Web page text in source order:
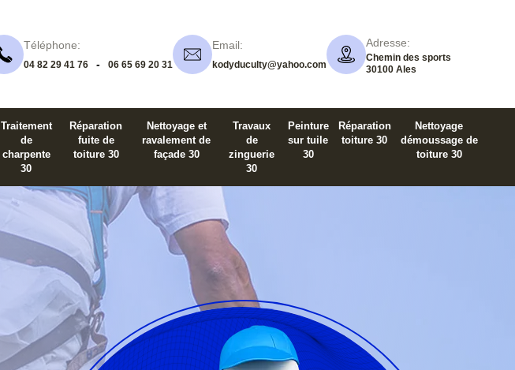
Téléphone:
04 82 29 41 76 - 06 65 69 20 31
Email:
kodyduculty@yahoo.com
Adresse:
Chemin des sports
30100 Ales
Traitement
de
charpente
30
Réparation
fuite de
toiture 30
Nettoyage et
ravalement de
façade 30
Travaux
de
zinguerie
30
Peinture
sur tuile
30
Réparation
toiture 30
Nettoyage
démoussage de
toiture 30